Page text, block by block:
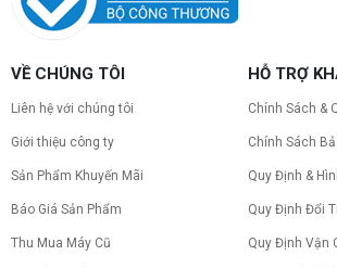
nhân và Cách khắc
Tình trạng PC gaming
máy giật lag, giảm tuổi
nguyên nhân và cách
CPU AMD Ryzen 7
ra mắt: Nhanh, Mạnh,
với công nghệ 3D V-
VỀ CHÚNG TÔI
Liên hệ với chúng tôi
Giới thiệu công ty
Sản Phẩm Khuyến Mãi
Báo Giá Sản Phẩm
Thu Mua Máy Cũ
HỖ TRỢ
Chính Sách &
Chính Sách
Quy Định &
Quy Định Đổi
Quy Định Vận